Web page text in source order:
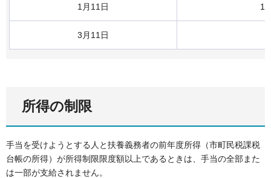
1月11日
3月11日
所得の制限
手当を受けようとする人と扶養義務者の前年度所得（市町民税課税
台帳の所得）が所得制限限度額以上であるときは、手当の全部また
は一部が支給されません。